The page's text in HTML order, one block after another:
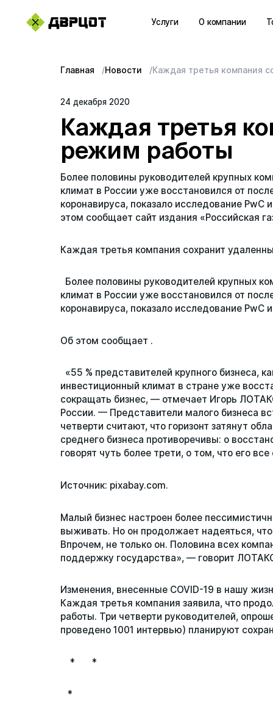
sales@dvrcot.ru
Услуги
О компании
Контакты
Статьи
Сотрудничество с ДВРЦОТ
Последние поисковые
Услуги О компании
Главная Новости Каждая третья компания
24 декабря 2020
Каждая третья
режим работы
Более половины руководителей крупных
климат в России уже восстановился от
коронавируса, показало исследование
этом сообщает сайт издания «Российская
Каждая третья компания сохранит
Более половины руководителей крупных
климат в России уже восстановился от
коронавируса, показало исследование PwC
Об этом сообщает .
«55 % представителей крупного бизнеса,
инвестиционный климат в стране уже
сокращать бизнес, — отмечает Игорь
России. — Представители малого бизнеса
четверти считают, что горизонт затянут
среднего бизнеса противоречивы: о
говорят чуть более трети, о том, что его
Источник: pixabay.com.
Малый бизнес настроен более
выживать. Но он продолжает надеяться,
Впрочем, не только он. Половина всех
поддержку государства», — говорит
Изменения, внесенные COVID-19 в нашу
Каждая третья компания заявила, что
работы. Три четверти руководителей,
проведено 1001 интервью) планируют
* *
*